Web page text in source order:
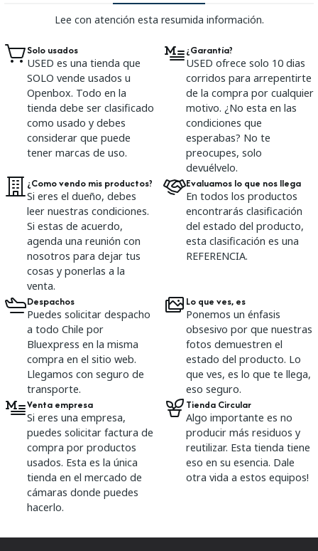
Lee con atención esta resumida información.
Solo usados
USED es una tienda que
SOLO vende usados u
Openbox. Todo en la
tienda debe ser clasificado
como usado y debes
considerar que puede
tener marcas de uso.
¿Garantía?
USED ofrece solo 10 dias
corridos para arrepentirte
de la compra por cualquier
motivo. ¿No esta en las
condiciones que
esperabas? No te
preocupes, solo
devuélvelo.
¿Como vendo mis productos?
Si eres el dueño, debes
leer nuestras condiciones.
Si estas de acuerdo,
agenda una reunión con
nosotros para dejar tus
cosas y ponerlas a la
venta.
Evaluamos lo que nos llega
En todos los productos
encontrarás clasificación
del estado del producto,
esta clasificación es una
REFERENCIA.
Despachos
Puedes solicitar despacho
a todo Chile por
Bluexpress en la misma
compra en el sitio web.
Llegamos con seguro de
transporte.
Lo que ves, es
Ponemos un énfasis
obsesivo por que nuestras
fotos demuestren el
estado del producto. Lo
que ves, es lo que te llega,
eso seguro.
Venta empresa
Si eres una empresa,
puedes solicitar factura de
compra por productos
usados. Esta es la única
tienda en el mercado de
cámaras donde puedes
hacerlo.
Tienda Circular
Algo importante es no
producir más residuos y
reutilizar. Esta tienda tiene
eso en su esencia. Dale
otra vida a estos equipos!